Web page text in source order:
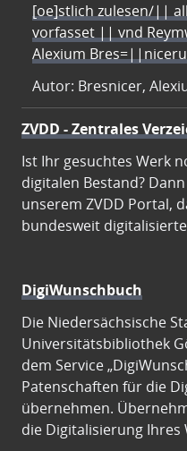
[oe]stlich zulesen/||
vorfasset || vnd
Alexium
Autor: Bresnicer,
ZVDD - Zentrales
Ist Ihr gesuchtes Werk
digitalen Bestand?
unserem ZVDD Portal,
bundesweit
DigiWunschbuch
Die Niedersächsische
Universitätsbibliothek
dem Service
Patenschaften für die
übernehmen.
die Digitalisierung Ihres